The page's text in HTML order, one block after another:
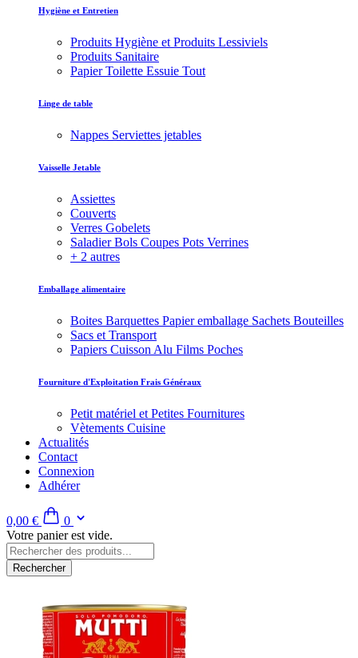
Hygiène et Entretien
Produits Hygiène et Produits Lessiviels
Produits Sanitaire
Papier Toilette Essuie Tout
Linge de table
Nappes Serviettes jetables
Vaisselle Jetable
Assiettes
Couverts
Verres Gobelets
Saladier Bols Coupes Pots Verrines
+ 2 autres
Emballage alimentaire
Boites Barquettes Papier emballage Sachets Bouteilles
Sacs et Transport
Papiers Cuisson Alu Films Poches
Fourniture d'Exploitation Frais Généraux
Petit matériel et Petites Fournitures
Vètements Cuisine
Actualités
Contact
Connexion
Adhérer
0,00 €
0
Votre panier est vide.
Rechercher